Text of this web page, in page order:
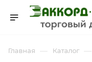
Главная — Каталог —